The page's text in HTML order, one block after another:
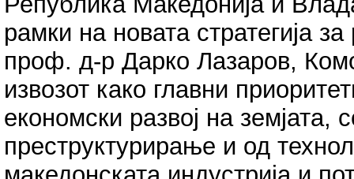
рамки на новата стратегија
проф. д-р Дарко Лазаров,
извозот како главни
економски развој на
преструктурирање и од